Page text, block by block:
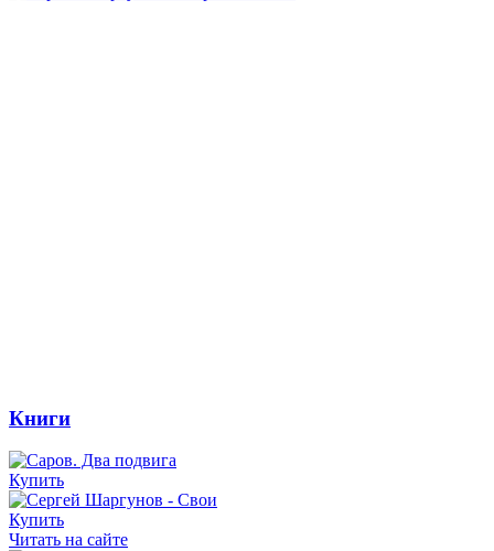
Книги
Купить
Купить
Читать на сайте